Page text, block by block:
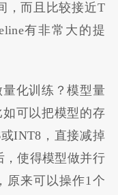
，而且比较接近T
有非常大的提
化训练？模型量
可以把模型的存
INT8，直接减掉
，使得模型做并行
原来可以操作1个